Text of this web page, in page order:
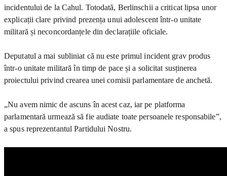
incidentului de la Cahul. Totodată, Berlinschii a criticat lipsa unor
explicații clare privind prezența unui adolescent într-o unitate
militară și neconcordanțele din declarațiile oficiale.
Deputatul a mai subliniat că nu este primul incident grav produs
într-o unitate militară în timp de pace și a solicitat susținerea
proiectului privind crearea unei comisii parlamentare de anchetă.
„Nu avem nimic de ascuns în acest caz, iar pe platforma
parlamentară urmează să fie audiate toate persoanele responsabile”,
a spus reprezentantul Partidului Nostru.